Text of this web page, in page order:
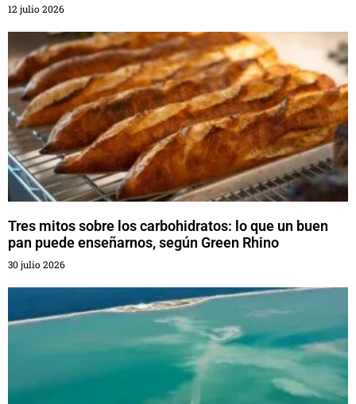
12 julio 2026
Tres mitos sobre los carbohidratos: lo que un buen
pan puede enseñarnos, según Green Rhino
30 julio 2026